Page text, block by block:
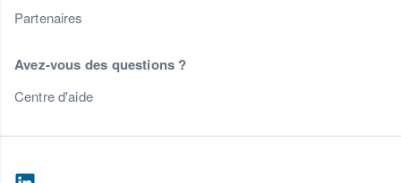
Partenaires
Avez-vous des questions ?
Centre d'aide